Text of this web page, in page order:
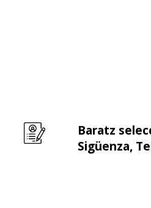
Baratz
Sigüenza,
Leer m�s sobre Baratz